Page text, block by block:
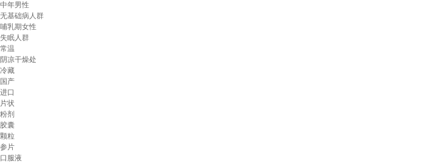
中年男性
无基础病人群
哺乳期女性
失眠人群
常温
阴凉干燥处
冷藏
国产
进口
片状
粉剂
胶囊
颗粒
参片
口服液